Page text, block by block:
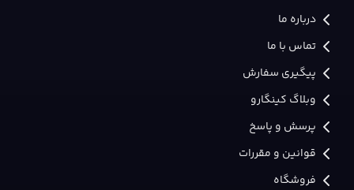
درباره ما
تماس با ما
پیگیری سفارش
وبلاگ کینگارو
پرسش و پاسخ
قوانین و مقررات
فروشگاه